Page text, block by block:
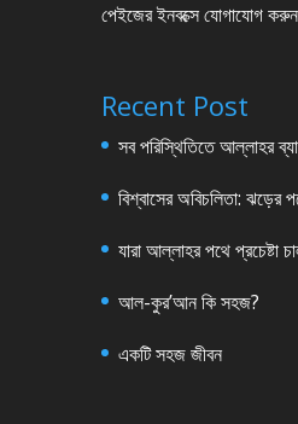
পেইজের ইনবক্সে যোগাযোগ
Recent Post
সব পরিস্থিতিতে আল্লাহর
বিশ্বাসের অবিচলিতা: ঝড়ের
যারা আল্লাহর পথে প্রচেষ্টা
আল-কুর’আন কি সহজ?
একটি সহজ জীবন